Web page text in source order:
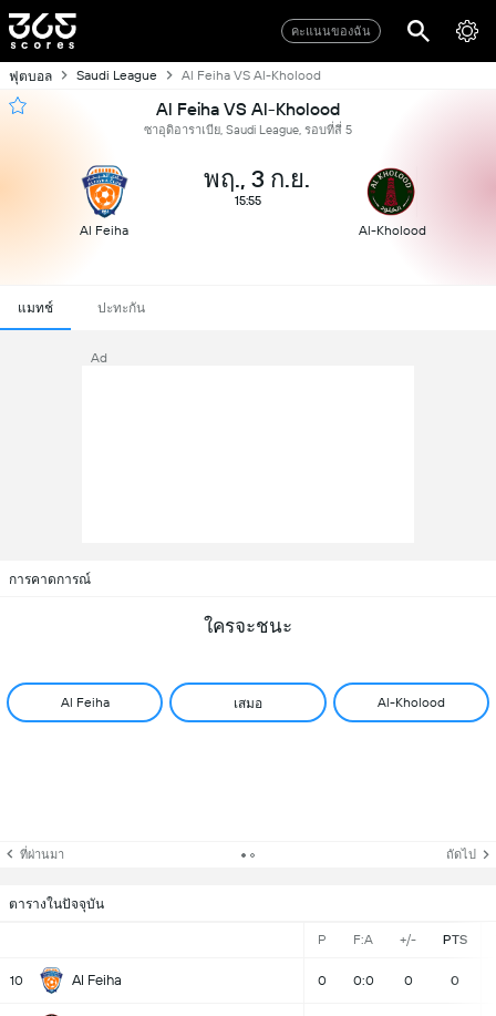
คะแนนของฉัน
ฟุตบอล Saudi League Al Feiha VS Al-Kholood
Al Feiha VS Al-Kholood
ซาอุดิอาราเบีย, Saudi League, รอบที่สี่ 5
Al Feiha
พฤ., 3 ก.ย.
15:55
Al-Kholood
แมทช์ ปะทะกัน
Ad
การคาดการณ์
ใครจะชนะ
Al Feiha เสมอ Al-Kholood
ที่ผ่านมา ถัดไป
ตารางในปัจจุบัน
P F:A +/- PTS
10 Al Feiha 0 0:0 0 0